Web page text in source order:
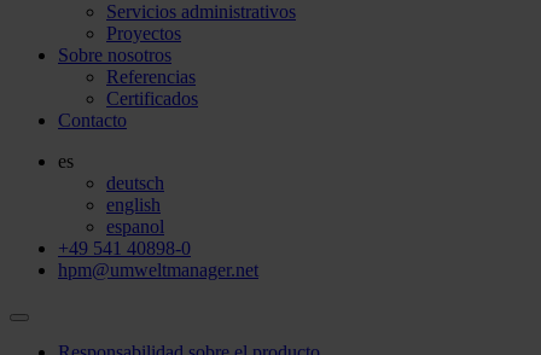
Servicios administrativos
Proyectos
Sobre nosotros
Referencias
Certificados
Contacto
es
deutsch
english
espanol
+49 541 40898-0
hpm@umweltmanager.net